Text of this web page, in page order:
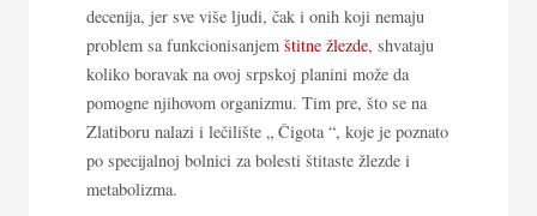
decenija, jer sve više ljudi, čak i onih koji nemaju
problem sa funkcionisanjem štitne žlezde, shvataju
koliko boravak na ovoj srpskoj planini može da
pomogne njihovom organizmu. Tim pre, što se na
Zlatiboru nalazi i lečilište „ Čigota “, koje je poznato
po specijalnoj bolnici za bolesti štitaste žlezde i
metabolizma.